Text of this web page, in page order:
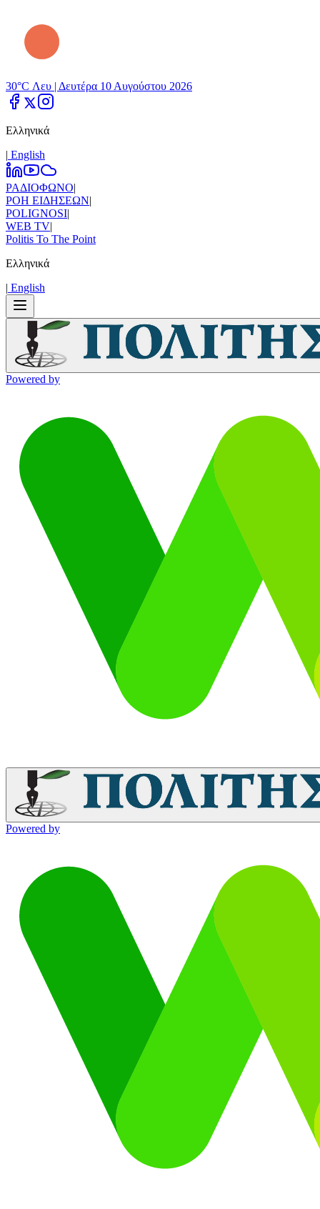
30°C Λευ | Δευτέρα 10 Αυγούστου 2026
Ελληνικά
| Εnglish
ΡΑΔΙΟΦΩΝΟ|
ΡΟΗ ΕΙΔΗΣΕΩΝ|
POLIGNOSI|
WEB TV|
Politis To The Point
Ελληνικά
| Εnglish
Powered by
Powered by